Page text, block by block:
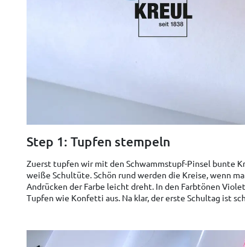
Step 1: Tupfen stempeln
Zuerst tupfen wir mit den Schwammstupf-Pinsel bunte
weiße Schultüte. Schön rund werden die Kreise, wenn
Andrücken der Farbe leicht dreht. In den Farbtönen
Tupfen wie Konfetti aus. Na klar, der erste Schultag ist